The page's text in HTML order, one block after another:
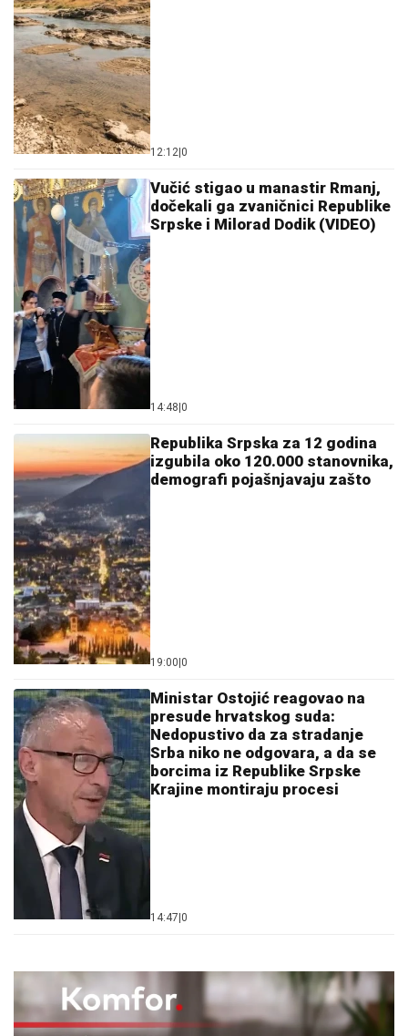
12:12 0
Vučić stigao u manastir Rmanj,
dočekali ga zvaničnici Republike
Srpske i Milorad Dodik (VIDEO)
14:48 0
Republika Srpska za 12 godina
izgubila oko 120.000 stanovnika,
demografi pojašnjavaju zašto
19:00 0
Ministar Ostojić reagovao na
presude hrvatskog suda:
Nedopustivo da za stradanje
Srba niko ne odgovara, a da se
borcima iz Republike Srpske
Krajine montiraju procesi
14:47 0